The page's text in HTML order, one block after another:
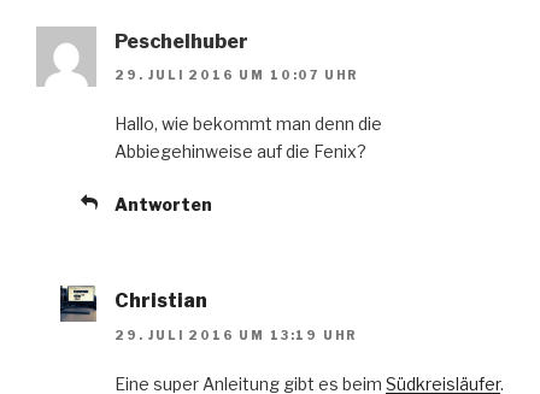
Peschelhuber
29. JULI 2016 UM 10:07 UHR
Hallo, wie bekommt man denn die
Abbiegehinweise auf die Fenix?
Antworten
Christian
29. JULI 2016 UM 13:19 UHR
Eine super Anleitung gibt es beim Südkreisläufer.